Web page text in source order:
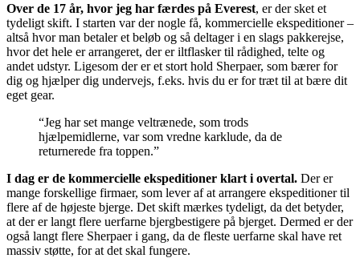
Over de 17 år, hvor jeg har færdes på Everest, er der sket et
tydeligt skift. I starten var der nogle få, kommercielle ekspeditioner –
altså hvor man betaler et beløb og så deltager i en slags pakkerejse,
hvor det hele er arrangeret, der er iltflasker til rådighed, telte og
andet udstyr. Ligesom der er et stort hold Sherpaer, som bærer for
dig og hjælper dig undervejs, f.eks. hvis du er for træt til at bære dit
eget gear.
“Jeg har set mange veltrænede, som trods
hjælpemidlerne, var som vredne karklude, da de
returnerede fra toppen.”
I dag er de kommercielle ekspeditioner klart i overtal. Der er
mange forskellige firmaer, som lever af at arrangere ekspeditioner til
flere af de højeste bjerge. Det skift mærkes tydeligt, da det betyder,
at der er langt flere uerfarne bjergbestigere på bjerget. Dermed er der
også langt flere Sherpaer i gang, da de fleste uerfarne skal have ret
massiv støtte, for at det skal fungere.